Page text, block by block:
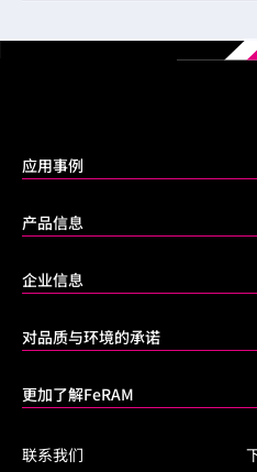
应用事例
产品信息
企业信息
对品质与环境的承诺
更加了解FeRAM
联系我们